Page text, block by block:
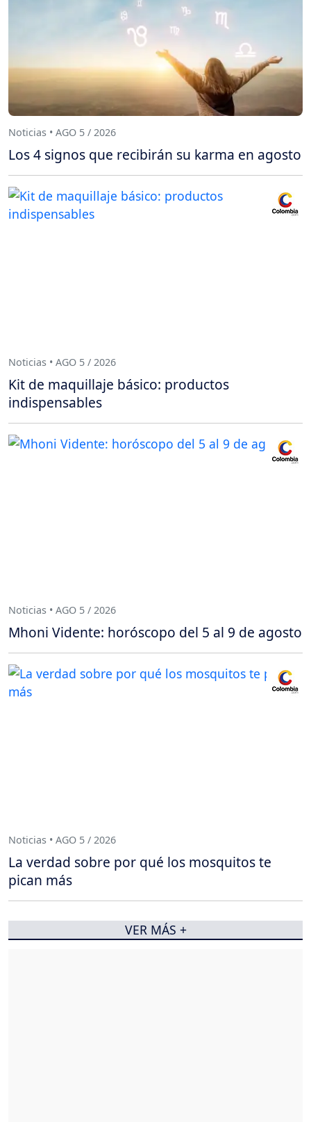
Noticias • AGO 5 / 2026
Los 4 signos que recibirán su karma en agosto
Noticias • AGO 5 / 2026
Kit de maquillaje básico: productos
indispensables
Noticias • AGO 5 / 2026
Mhoni Vidente: horóscopo del 5 al 9 de agosto
Noticias • AGO 5 / 2026
La verdad sobre por qué los mosquitos te
pican más
VER MÁS +